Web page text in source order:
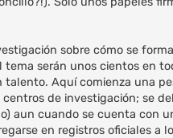
sobre cómo se
serán unos cientos en
Aquí comienza una
de investigación; se
aun cuando se cuenta con
en registros oficiales